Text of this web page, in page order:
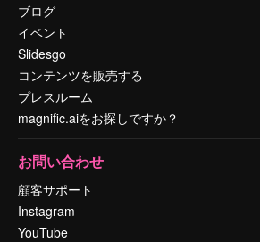
ブログ
イベント
Slidesgo
コンテンツを販売する
プレスルーム
magnific.aiをお探しですか？
お問い合わせ
顧客サポート
Instagram
YouTube